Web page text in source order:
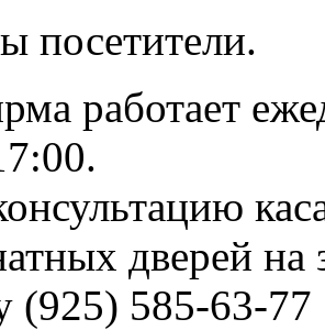
посетители.
работает
дверей на
(925) 585-63-77